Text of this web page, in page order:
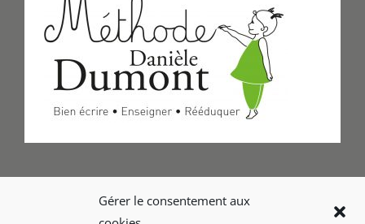
Gérer le consentement aux
Formulaire de Contact